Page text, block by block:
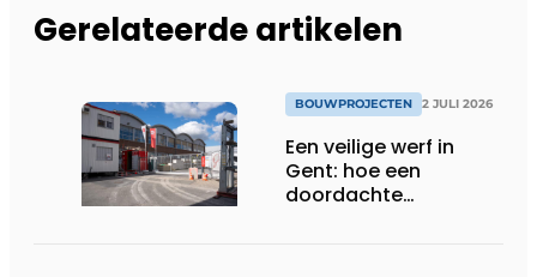
Gerelateerde artikelen
BOUWPROJECTEN 2 JULI 2026
Een veilige werf in
Gent: hoe een
doordachte